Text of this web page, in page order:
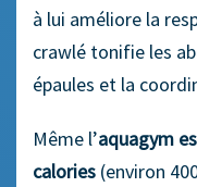
à lui améliore la
crawlé tonifie les
épaules et la
Même l’aquagym
calories (environ